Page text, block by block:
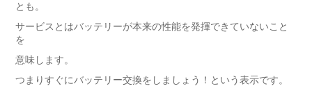
とも。
サービスとはバッテリーが本来の性能を発揮できていないこと
を
意味します。
つまりすぐにバッテリー交換をしましょう！という表示です。